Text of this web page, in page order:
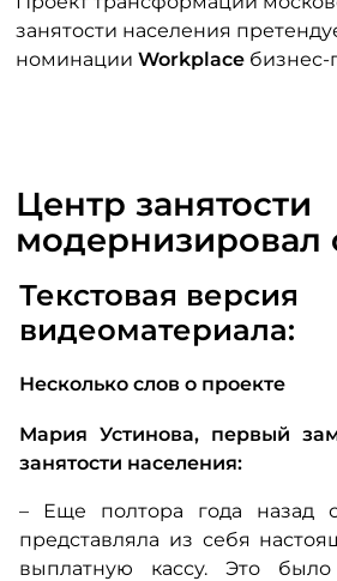
занятости населения
номинации Workplace
Центр занятости
модернизировал
Текстовая версия
видеоматериала:
Несколько слов о проекте
Мария Устинова, первый
занятости населения:
– Еще полтора года назад
представляла из себя
выплатную кассу. Это